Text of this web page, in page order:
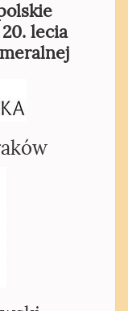
lecia